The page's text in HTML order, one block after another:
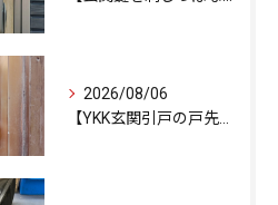
2026/08/06